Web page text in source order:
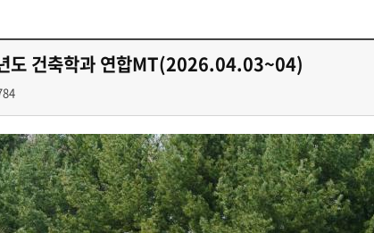
도 건축학과 연합MT(2026.04.03~04)